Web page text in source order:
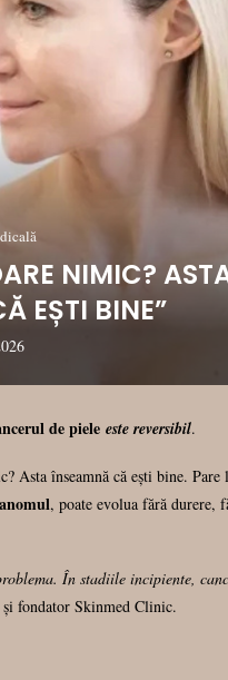
NIMIC?
EȘTI BINE”
de piele este reversibil.
Asta înseamnă că ești bine.
, poate evolua fără durere,
În stadiile incipiente,
fondator Skinmed Clinic.